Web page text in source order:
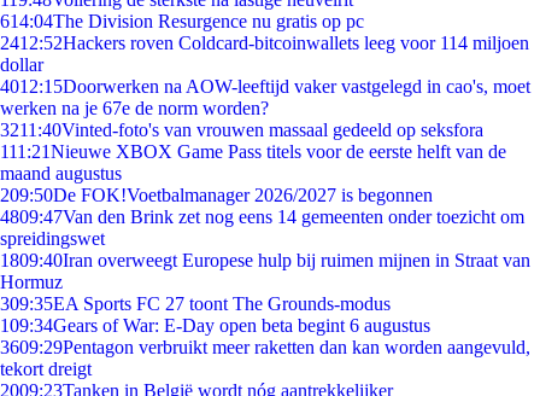
614:04The Division Resurgence nu gratis op pc
2412:52Hackers roven Coldcard-bitcoinwallets leeg voor 114 miljoen
dollar
4012:15Doorwerken na AOW-leeftijd vaker vastgelegd in cao's, moet
werken na je 67e de norm worden?
3211:40Vinted-foto's van vrouwen massaal gedeeld op seksfora
111:21Nieuwe XBOX Game Pass titels voor de eerste helft van de
maand augustus
209:50De FOK!Voetbalmanager 2026/2027 is begonnen
4809:47Van den Brink zet nog eens 14 gemeenten onder toezicht om
spreidingswet
1809:40Iran overweegt Europese hulp bij ruimen mijnen in Straat van
Hormuz
309:35EA Sports FC 27 toont The Grounds-modus
109:34Gears of War: E-Day open beta begint 6 augustus
3609:29Pentagon verbruikt meer raketten dan kan worden aangevuld,
tekort dreigt
2009:23Tanken in België wordt nóg aantrekkelijker